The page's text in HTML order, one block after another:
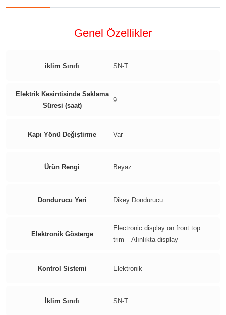
Genel Özellikler
iklim Sınıfı SN-T
Elektrik Kesintisinde Saklama
Süresi (saat)
9
Kapı Yönü Değiştirme Var
Ürün Rengi Beyaz
Dondurucu Yeri Dikey Dondurucu
Elektronik Gösterge
Electronic display on front top
trim – Alınlıkta display
Kontrol Sistemi Elektronik
İklim Sınıfı SN-T